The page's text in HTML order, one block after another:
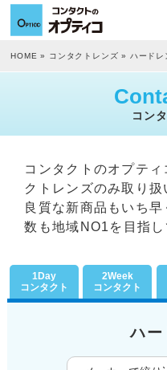
HOME » コンタクトレンズ » ハードレ
コン
コンタクトのオプティ
クトレンズのみ取り扱
良質な新商品もいち
数も地域NO1を目指し
1Day
コンタクト
2Week
コンタクト
ハー